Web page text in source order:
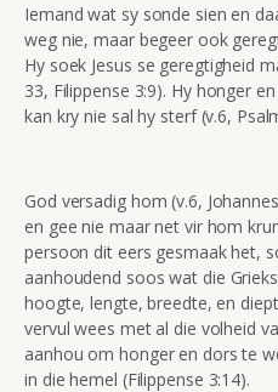
Iemand wat sy sonde sien en
weg nie, maar begeer ook
Hy soek Jesus se geregtigheid
33, Filippense 3:9). Hy honger
kan kry nie sal hy sterf (v.6,
God versadig hom (v.6,
en gee nie maar net vir hom
persoon dit eers gesmaak het,
aanhoudend soos wat die
hoogte, lengte, breedte, en
vervul wees met al die volheid
aanhou om honger en dors te
in die hemel (Filippense 3:14).